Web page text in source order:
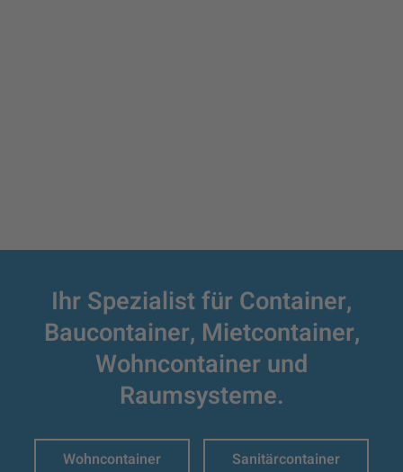
Ihr Spezialist für Container,
Baucontainer, Mietcontainer,
Wohncontainer und
Raumsysteme.
Wohncontainer Sanitärcontainer